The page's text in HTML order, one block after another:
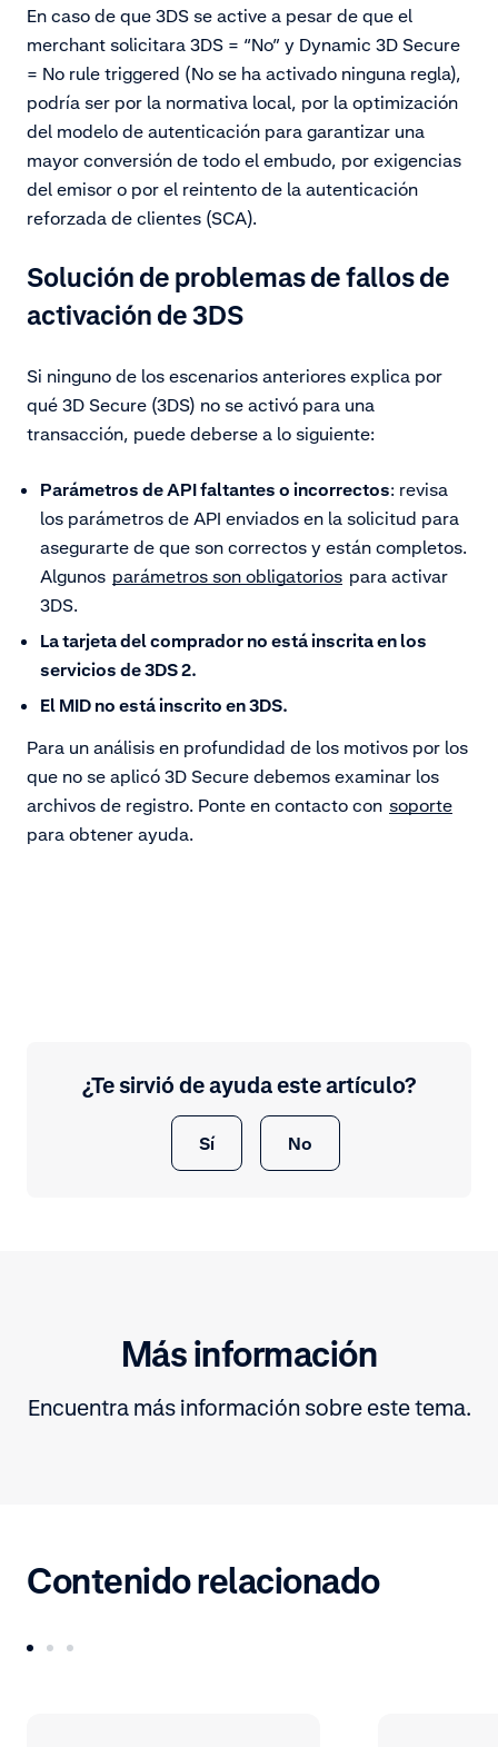
En caso de que 3DS se active a pesar de que el
merchant solicitara 3DS = “No” y Dynamic 3D Secure
= No rule triggered (No se ha activado ninguna regla),
podría ser por la normativa local, por la optimización
del modelo de autenticación para garantizar una
mayor conversión de todo el embudo, por exigencias
del emisor o por el reintento de la autenticación
reforzada de clientes (SCA).
Solución de problemas de fallos de
activación de 3DS
Si ninguno de los escenarios anteriores explica por
qué 3D Secure (3DS) no se activó para una
transacción, puede deberse a lo siguiente:
Parámetros de API faltantes o incorrectos: revisa
los parámetros de API enviados en la solicitud para
asegurarte de que son correctos y están completos.
Algunos parámetros son obligatorios para activar
3DS.
La tarjeta del comprador no está inscrita en los
servicios de 3DS 2.
El MID no está inscrito en 3DS.
Para un análisis en profundidad de los motivos por los
que no se aplicó 3D Secure debemos examinar los
archivos de registro. Ponte en contacto con soporte
para obtener ayuda.
¿Te sirvió de ayuda este artículo?
Sí No
Más información
Encuentra más información sobre este tema.
Contenido relacionado